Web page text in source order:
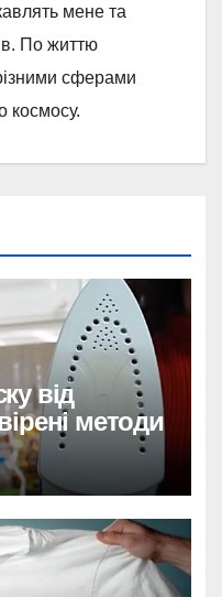
мене та
По життю
сферами
космосу.
від
методи